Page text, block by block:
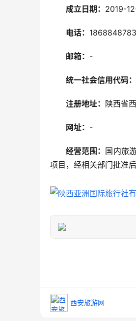
成立日期： 2019-
电话：
邮箱： -
统一社会信用代码：
注册地址： 陕西省
网址： -
经营范围： 国内旅
项目，经相关部门批准
西安旅游网